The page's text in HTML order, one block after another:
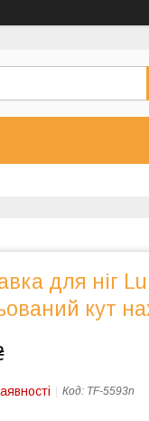
для ніг
кут
Код: TF-5593n